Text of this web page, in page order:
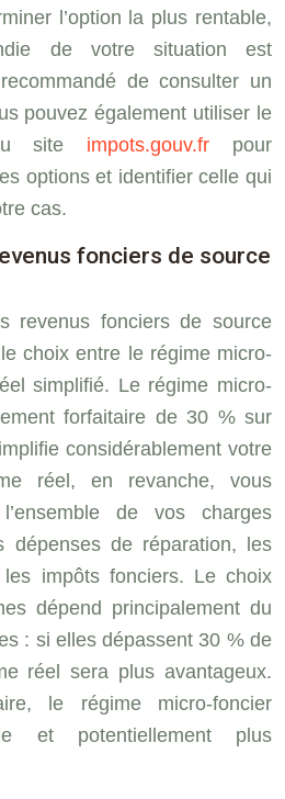
l’option la plus rentable,
de votre situation est
de consulter un
pouvez également utiliser le
site impots.gouv.fr pour
options et identifier celle qui
cas.
fonciers de source
revenus fonciers de source
choix entre le régime micro-
simplifié. Le régime micro-
forfaitaire de 30 % sur
considérablement votre
réel, en revanche, vous
de vos charges
dépenses de réparation, les
les impôts fonciers. Le choix
dépend principalement du
: si elles dépassent 30 % de
réel sera plus avantageux.
le régime micro-foncier
et potentiellement plus